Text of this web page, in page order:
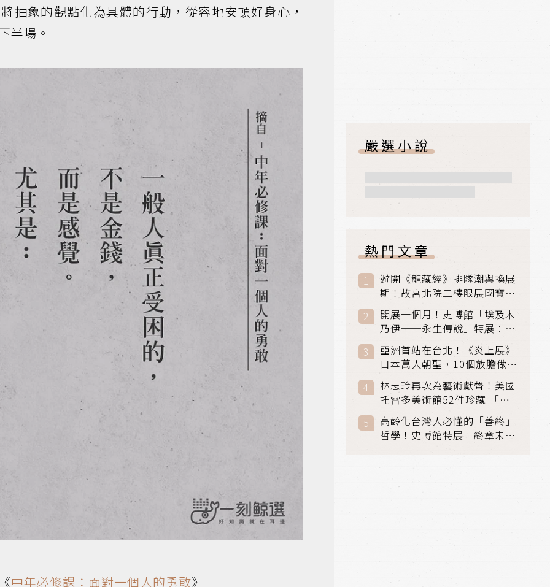
抽象的觀點化為具體的行動，從容地安頓好身心，
半場。
中年必修課：面對一個人的勇敢》
嚴選小說
熱門文章
避開《龍藏經》排隊潮與換展
期！故宮北院二樓限展國寶
〈元世祖出獵圖〉、乾隆最愛
「滑冰賽」更精采
開展一個月！史博館「埃及木
乃伊──永生傳說」特展：看
見物件構築的永生風景
亞洲首站在台北！《炎上展》
日本萬人朝聖，10個放膽做自
己場景與台灣獨家展品同步亮
相
林志玲再次為藝術獻聲！美國
托雷多美術館52件珍藏 「古
典光影大師：林布蘭到哥雅」
在富邦美術館隆重開展
高齡化台灣人必懂的「善終」
哲學！史博館特展「終章未